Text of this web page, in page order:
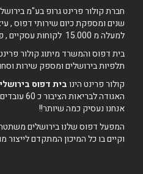
שנים ומספקת כיום שירותי דפוס ,
למעלה מ 15.000 לקוחות עסקיים , פרטיים ורשתות בפריסה ארצית .
בית דפוס והמשרד מיתוג קולור
תלפיות בירושלים ומספק שירות
קולור פרינט הינובית דפוס
האגודה
אנחנו נעסיק כמה שיותר!!
וקיים בו כל המיכון המתקדם לייצור